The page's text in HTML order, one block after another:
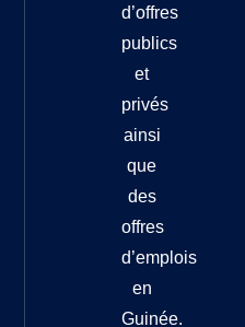
d’offres
publics
et
privés
ainsi
que
des
offres
d’emplois
en
Guinée.